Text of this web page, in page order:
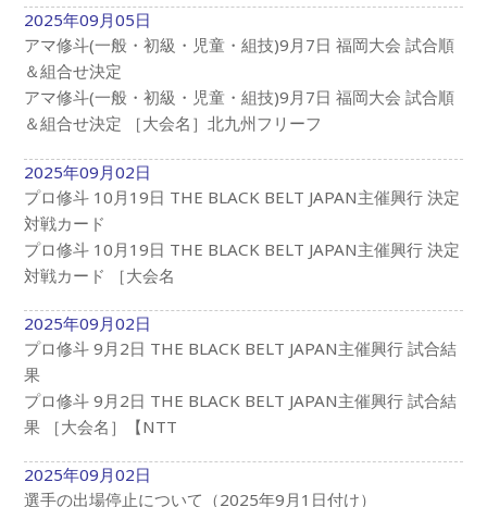
2025年09月05日
アマ修斗(一般・初級・児童・組技)9月7日 福岡大会 試合順
＆組合せ決定
アマ修斗(一般・初級・児童・組技)9月7日 福岡大会 試合順
＆組合せ決定 ［大会名］北九州フリーフ
2025年09月02日
プロ修斗 10月19日 THE BLACK BELT JAPAN主催興行 決定
対戦カード
プロ修斗 10月19日 THE BLACK BELT JAPAN主催興行 決定
対戦カード ［大会名
2025年09月02日
プロ修斗 9月2日 THE BLACK BELT JAPAN主催興行 試合結
果
プロ修斗 9月2日 THE BLACK BELT JAPAN主催興行 試合結
果 ［大会名］【NTT
2025年09月02日
選手の出場停止について（2025年9月1日付け）